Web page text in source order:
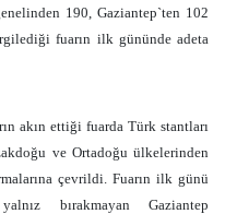
190, Gaziantep`ten 102
fuarın ilk gününde adeta
akın ettiği fuarda Türk stantları
ve Ortadoğu ülkelerinden
çevrildi. Fuarın ilk günü
bırakmayan Gaziantep